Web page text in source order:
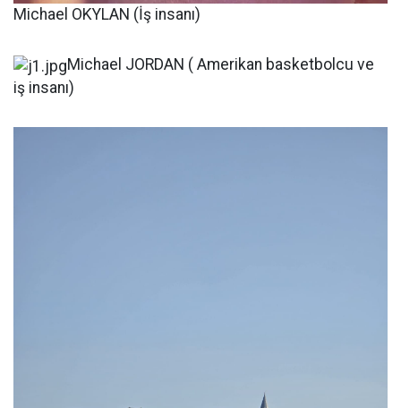
Michael OKYLAN (İş insanı)
Michael JORDAN ( Amerikan basketbolcu ve
iş insanı)